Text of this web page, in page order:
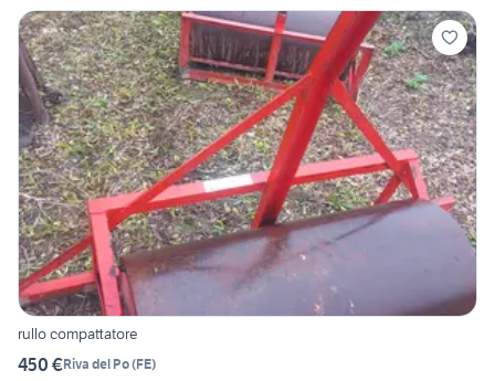
rullo compattatore
450 €Riva del Po(FE)